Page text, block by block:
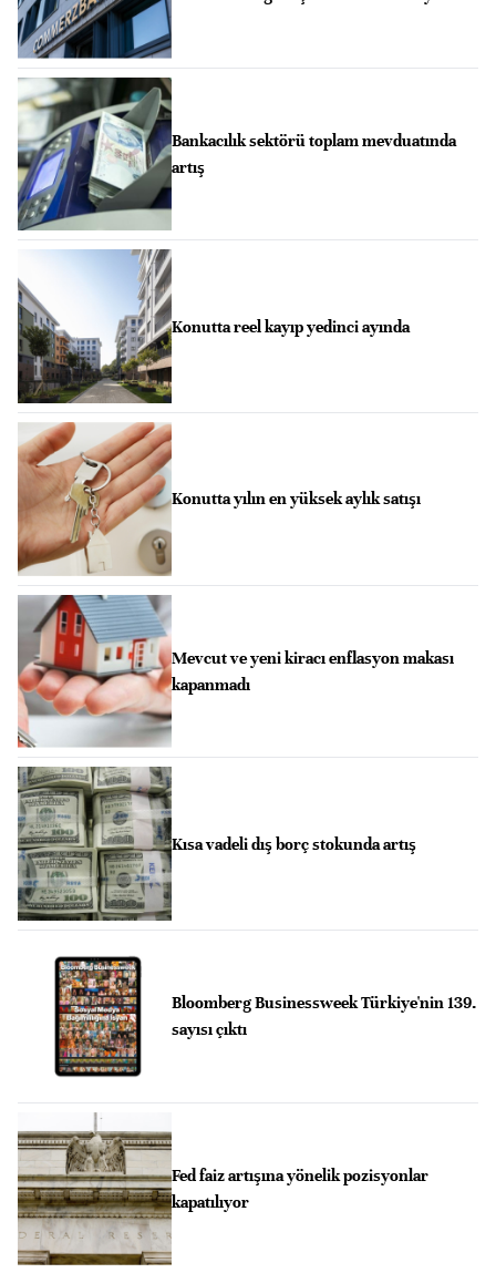
Bankacılık sektörü toplam mevduatında
artış
Konutta reel kayıp yedinci ayında
Konutta yılın en yüksek aylık satışı
Mevcut ve yeni kiracı enflasyon makası
kapanmadı
Kısa vadeli dış borç stokunda artış
Bloomberg Businessweek Türkiye'nin 139.
sayısı çıktı
Fed faiz artışına yönelik pozisyonlar
kapatılıyor